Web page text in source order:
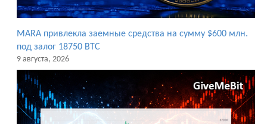
MARA привлекла заемные средства на сумму $600 млн.
под залог 18750 BTC
9 августа, 2026